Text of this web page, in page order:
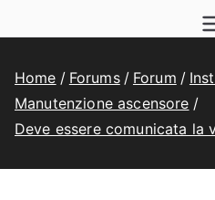
Home Forums Forum
Manutenzione ascensore
Deve essere comunicata la